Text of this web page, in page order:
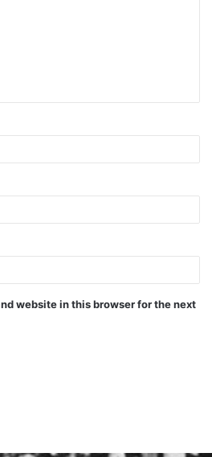
website in this browser for the next